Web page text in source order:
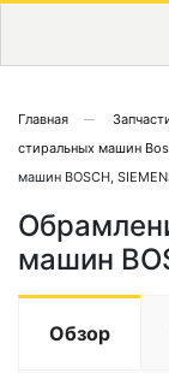
Главная
стиральных машин
машин BOSCH,
машин
Обзор